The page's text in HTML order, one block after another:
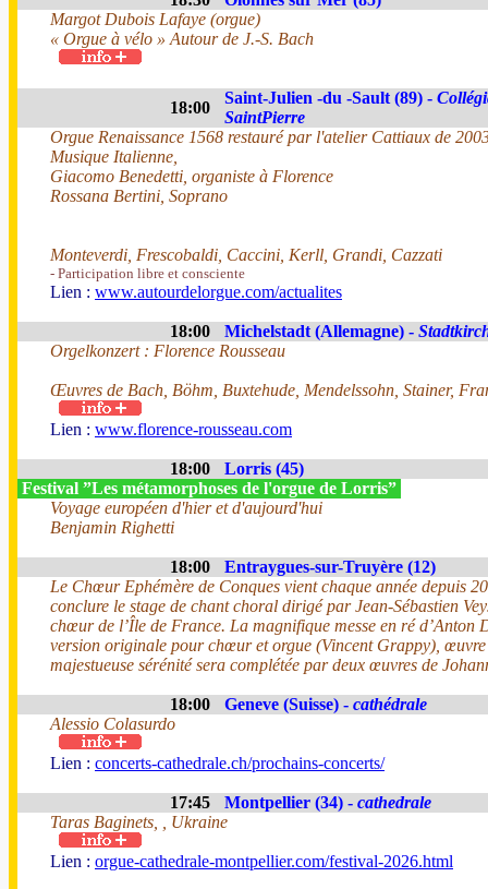
Margot Dubois Lafaye (orgue)
« Orgue à vélo » Autour de J.-S. Bach
18:00
Saint-Julien -du -Sault (89) -
SaintPierre
Orgue Renaissance 1568 restauré par l'atelier Cattiaux de
Musique Italienne,
Giacomo Benedetti, organiste à Florence
Rossana Bertini, Soprano
Monteverdi, Frescobaldi, Caccini, Kerll, Grandi, Cazzati
- Participation libre et consciente
Lien : www.autourdelorgue.com/actualites
18:00 Michelstadt (Allemagne) -
Orgelkonzert : Florence Rousseau
Œuvres de Bach, Böhm, Buxtehude, Mendelssohn, Stainer,
Lien : www.florence-rousseau.com
18:00
Lorris (45)
Festival ”Les métamorphoses de l'orgue de Lorris”
Voyage européen d'hier et d'aujourd'hui
Benjamin Righetti
18:00
Entraygues-sur-Truyère (12)
Le Chœur Ephémère de Conques vient chaque année depuis
conclure le stage de chant choral dirigé par Jean-Sébastien
chœur de l’Île de France. La magnifique messe en ré d’Anton
version originale pour chœur et orgue (Vincent Grappy), œuvre
majestueuse sérénité sera complétée par deux œuvres de
18:00 Geneve (Suisse) - cathédrale
Alessio Colasurdo
Lien : concerts-cathedrale.ch/prochains-concerts/
17:45 Montpellier (34) - cathedrale
Taras Baginets, , Ukraine
Lien : orgue-cathedrale-montpellier.com/festival-2026.html